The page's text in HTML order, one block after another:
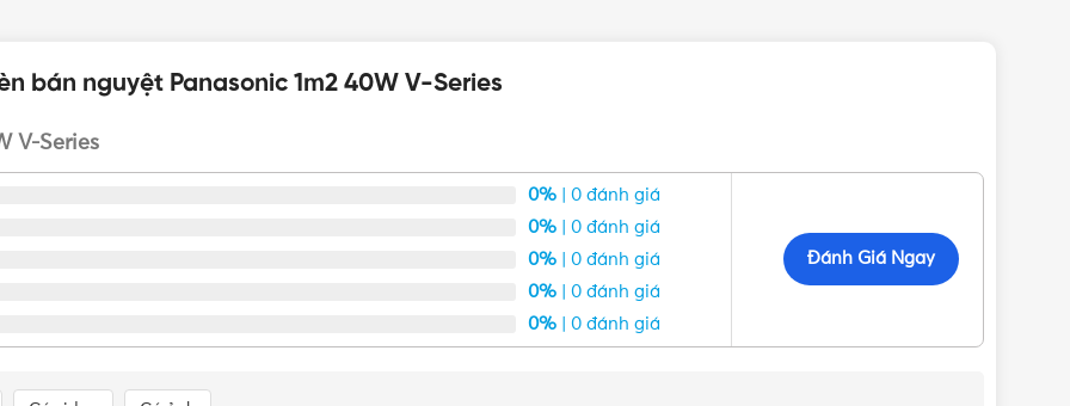
bán nguyệt Panasonic 1m2 40W V-Series
V-Series
0% | 0 đánh giá
0% | 0 đánh giá
0% | 0 đánh giá
0% | 0 đánh giá
0% | 0 đánh giá
Đánh Giá Ngay